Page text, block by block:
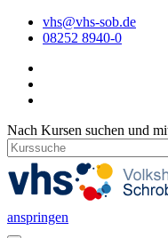
vhs@vhs-sob.de
08252 8940-0
Nach Kursen suchen und
anspringen